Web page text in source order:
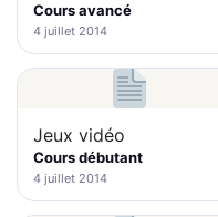
Cours avancé
4 juillet 2014
Jeux vidéo
Cours débutant
4 juillet 2014